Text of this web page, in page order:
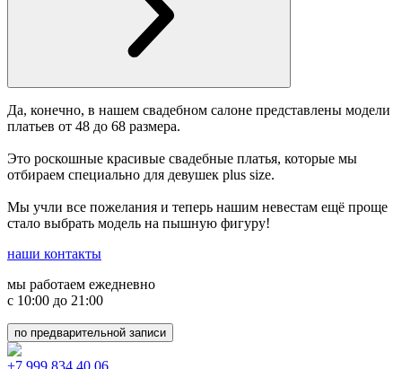
Да, конечно, в нашем свадебном салоне представлены модели
платьев от 48 до 68 размера.
Это роскошные красивые свадебные платья, которые мы
отбираем специально для девушек plus size.
Мы учли все пожелания и теперь нашим невестам ещё проще
стало выбрать модель на пышную фигуру!
наши контакты
мы работаем ежедневно
с 10:00 до 21:00
по предварительной записи
+7 999 834 40 06